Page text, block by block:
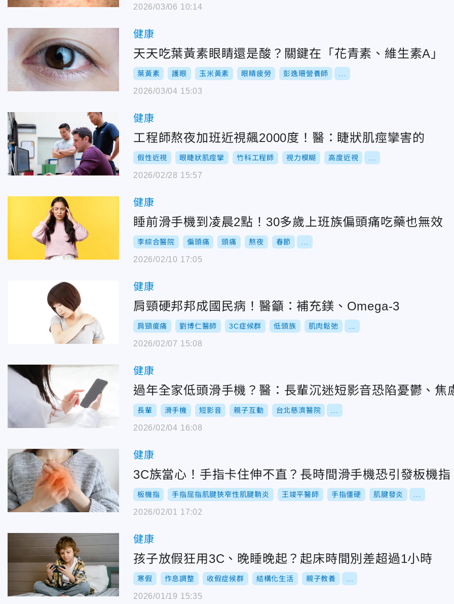
2026/03/06 10:14
健康
天天吃葉黃素眼睛還是酸？關鍵在「花青素、維生素A」
葉黃素 護眼 玉米黃素 眼睛疲勞 彭逸珊營養師
2026/03/04 15:03
健康
工程師熬夜加班近視飆2000度！醫：睫狀肌痙攣害的
假性近視 眼睫狀肌痙攣 竹科工程師 視力模糊 高度近視
2026/02/28 15:57
健康
睡前滑手機到凌晨2點！30多歲上班族偏頭痛吃藥也無效
李綜合醫院 偏頭痛 頭痛 熬夜 春節
2026/02/10 17:05
健康
肩頸硬邦邦成國民病！醫籲：補充鎂、Omega-3
肩頸痠痛 劉博仁醫師 3C症候群 低頭族 肌肉鬆弛
2026/02/07 15:08
健康
過年全家低頭滑手機？醫：長輩沉迷短影音恐陷憂鬱、焦
長輩 滑手機 短影音 親子互動 台北慈濟醫院
2026/02/04 16:08
健康
3C族當心！手指卡住伸不直？長時間滑手機恐引發板機指
板機指 手指屈指肌腱狹窄性肌腱鞘炎 王竣平醫師 手指僵硬 肌腱發炎
2026/02/01 17:02
健康
孩子放假狂用3C、晚睡晚起？起床時間別差超過1小時
寒假 作息調整 收假症候群 結構化生活 親子教養
2026/01/19 15:35